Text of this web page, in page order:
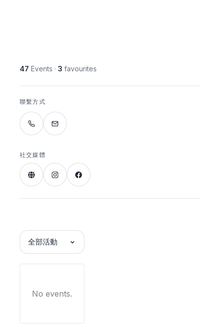
47 Events · 3 favourites
聯繫方式
社交媒體
全部活動
No events.